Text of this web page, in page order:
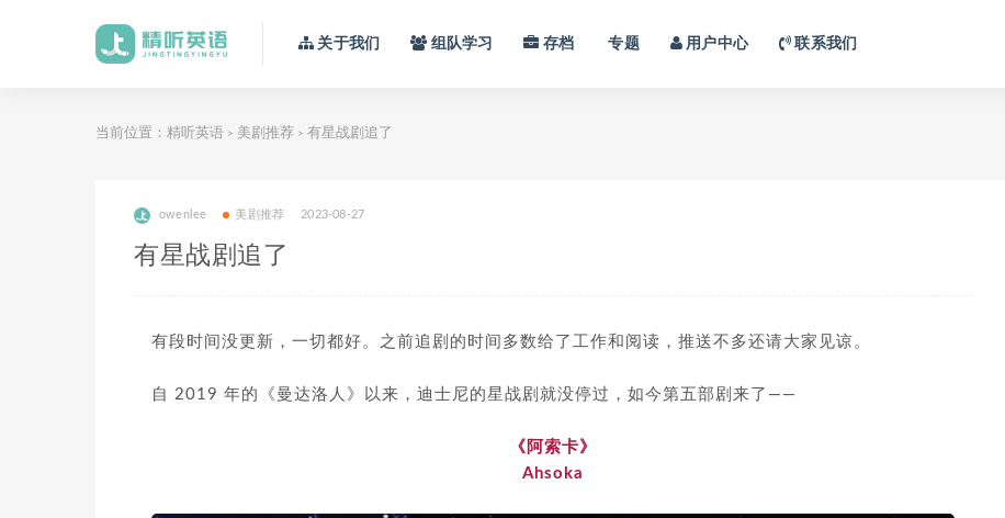
关于我们 组队学习 存档 专题 用户中心 联系我们
当前位置： 精听英语 > 美剧推荐 > 有星战剧追了
owenlee 美剧推荐 2023-08-27
有星战剧追了
有段时间没更新，一切都好。之前追剧的时间多数给了工作和阅读，推送不多还请大家见谅。
自 2019 年的《曼达洛人》以来，迪士尼的星战剧就没停过，如今第五部剧来了——
《阿索卡》
Ahsoka